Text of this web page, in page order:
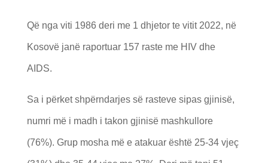
Që nga viti 1986 deri me 1 dhjetor te vitit 2022, në
Kosovë janë raportuar 157 raste me HIV dhe
AIDS.
Sa i përket shpërndarjes së rasteve sipas gjinisë,
numri më i madh i takon gjinisë mashkullore
(76%). Grup mosha më e atakuar është 25-34 vjeç